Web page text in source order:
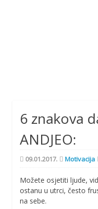
6 znakova
ANDJEO:
09.01.2017. Motivacija
Možete osjetiti ljude,
ostanu u utrci, često
na sebe.